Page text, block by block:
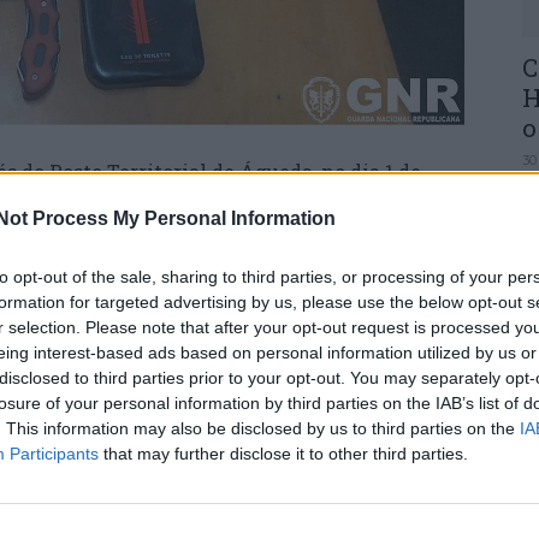
Process My Personal Information
opt-out of the sale, sharing to third parties, or processing of your
for targeted advertising by us, please use the below opt-out
selection. Please note that after your opt-out request is processed
interest-based ads based on personal information utilized by us
to third parties prior to your opt-out. You may separately
of your personal information by third parties on the IAB’s list of
This information may also be disclosed by us to third parties on the
Participants that may further disclose it to other third parties.
do Posto Territorial de Águeda, no dia 1 de
condução perigosa e posse de arma
no concelho de Águeda.
rodoviária, os militares da Guarda deram
passageiros. Na sequência da ação, o
e encetou uma fuga, adotando uma
de trânsito, até ser intercetado.
uma revista de segurança, uma busca ao
na detenção do suspeito e na